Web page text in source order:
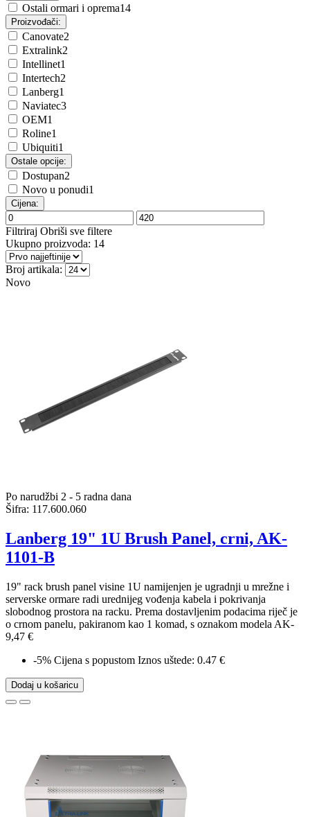
Ostali ormari i oprema14
Proizvođači:
Canovate2
Extralink2
Intellinet1
Intertech2
Lanberg1
Naviatec3
OEM1
Roline1
Ubiquiti1
Ostale opcije:
Dostupan2
Novo u ponudi1
Cijena:
Filtriraj Obriši sve filtere
Ukupno proizvoda: 14
Broj artikala:
Novo
Po narudžbi 2 - 5 radna dana
Šifra: 117.600.060
Lanberg 19" 1U Brush Panel, crni, AK-
1101-B
19" rack brush panel visine 1U namijenjen je ugradnji u mrežne i
serverske ormare radi urednijeg vođenja kabela i pokrivanja
slobodnog prostora na racku. Prema dostavljenim podacima riječ je
o crnom panelu, pakiranom kao 1 komad, s oznakom modela AK-
9,47 €
-5% Cijena s popustom Iznos uštede: 0.47 €
Dodaj u košaricu